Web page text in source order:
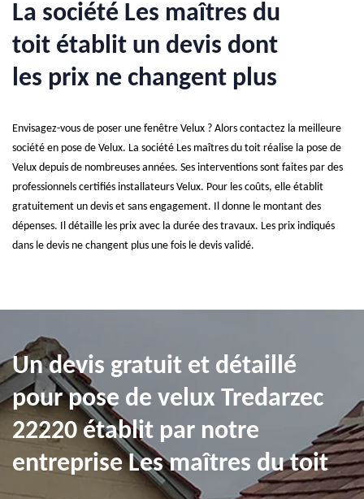
La société Les maîtres du
toit établit un devis dont
les prix ne changent plus
Envisagez-vous de poser une fenêtre Velux ? Alors contactez la meilleure
société en pose de Velux. La société Les maîtres du toit réalise la pose de
Velux depuis de nombreuses années. Ses interventions sont faites par des
professionnels certifiés installateurs Velux. Pour les coûts, elle établit
gratuitement un devis et sans engagement. Il donne le montant des
dépenses. Il détaille les prix avec la durée des travaux. Les prix indiqués
dans le devis ne changent plus une fois le devis validé.
Un devis gratuit et détaillé
pour pose de velux Tredarzec
22220 établit par notre
entreprise Les maîtres du toit